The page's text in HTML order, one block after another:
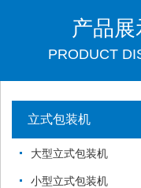
产品展
PRODUCT
立式包装机
大型立式包装机
小型立式包装机